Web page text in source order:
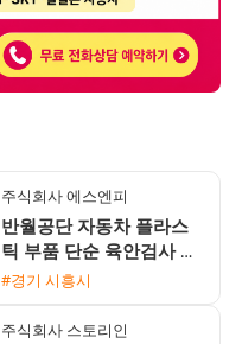
주식회사 에스엔피
반월공단 자동차 플라스
틱 부품 단순 육안검사 모
집 (입좌식 근무)
#경기 시흥시
주식회사 스토리인